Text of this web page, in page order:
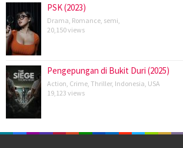
PSK (2023)
Drama Romance semi
20,150 views
Pengepungan di Bukit Duri (2025)
Action Crime Thriller, Indonesia USA
19,123 views